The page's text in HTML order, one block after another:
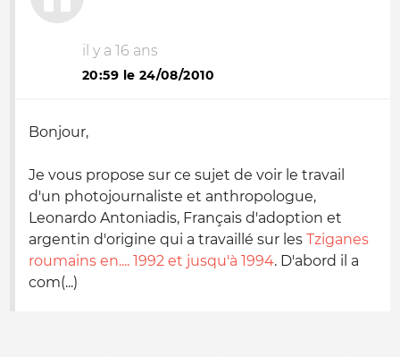
il y a 16 ans
20:59 le 24/08/2010
Bonjour,
Je vous propose sur ce sujet de voir le travail
d'un photojournaliste et anthropologue,
Leonardo Antoniadis, Français d'adoption et
argentin d'origine qui a travaillé sur les Tziganes
roumains en.... 1992 et jusqu'à 1994. D'abord il a
com(...)